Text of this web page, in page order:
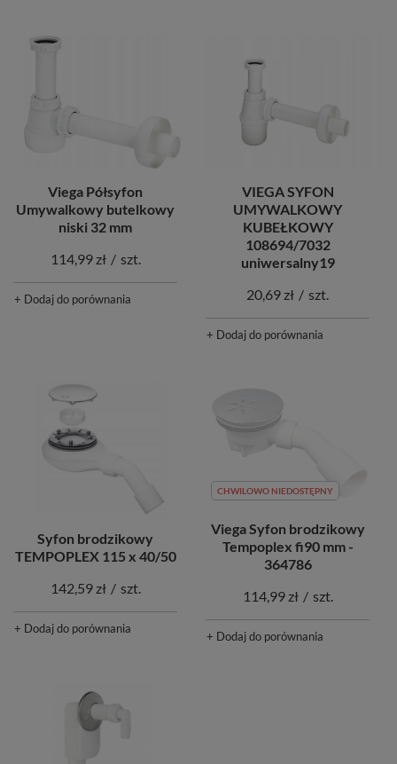
Viega Półsyfon
Umywalkowy butelkowy
niski 32 mm
114,99 zł / szt.
+ Dodaj do porównania
VIEGA SYFON
UMYWALKOWY
KUBEŁKOWY
108694/7032
uniwersalny19
20,69 zł / szt.
+ Dodaj do porównania
Syfon brodzikowy
TEMPOPLEX 115 x 40/50
142,59 zł / szt.
+ Dodaj do porównania
CHWILOWO NIEDOSTĘPNY
Viega Syfon brodzikowy
Tempoplex fi90 mm -
364786
114,99 zł / szt.
+ Dodaj do porównania